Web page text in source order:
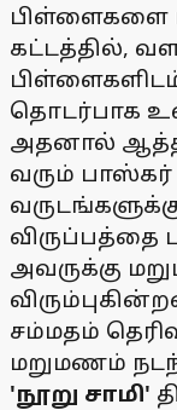
பிள்ளைகளை
கட்டத்தில்,
தொடர்பாக
அதனால்
வரும்
விருப்பத்தை
அவருக்கு
சம்மதம்
மறுமணம்
'நூறு சாமி'